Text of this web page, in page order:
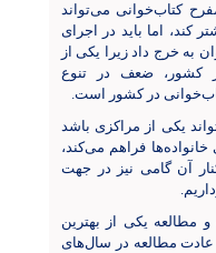
کتاب‌خوانی می‌تواند
کند، اما باید در اجرای
به خرج داد زیرا یکی از
در کشور، ضعف در تنوع
در کشور است.
یکی از مراکزی باشد
فراهم می‌کند،
آن گامی نیز در جهت
مطالعه یکی از بهترین
مطالعه در سال‌های